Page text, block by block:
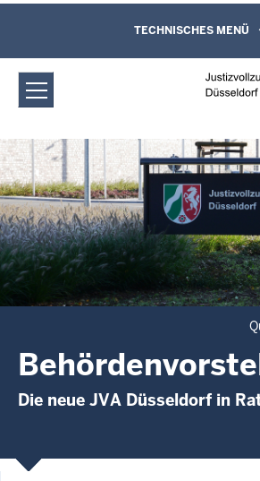
Justizvollzugsanstalt
Behördenvorstellung
Direkt zum Inhalt
Leichte Sprache,
und Kontaktformular
TECHNISCHES MENÜ
Die neue JVA Düsseldorf in